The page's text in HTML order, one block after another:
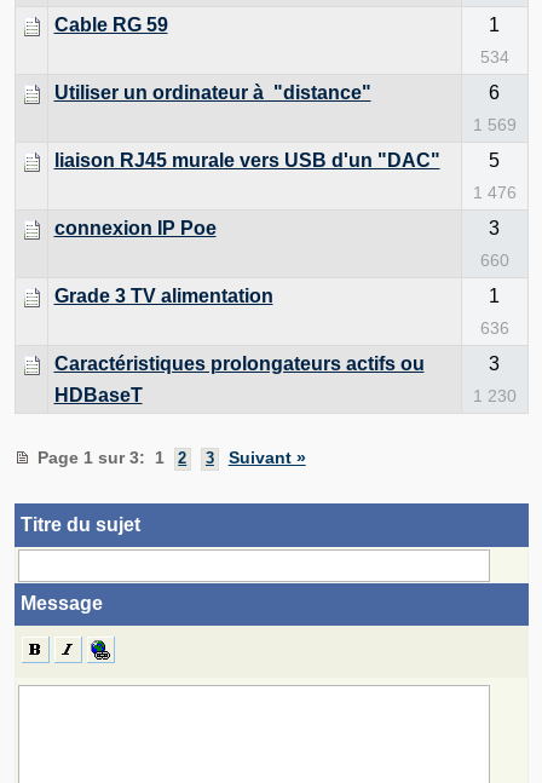
Cable RG 59 1
534
Utiliser un ordinateur à "distance" 6
1 569
liaison RJ45 murale vers USB d'un "DAC" 5
1 476
connexion IP Poe 3
660
Grade 3 TV alimentation 1
636
Caractéristiques prolongateurs actifs ou
HDBaseT
3
1 230
Page 1 sur 3: 1 2 3 Suivant »
Titre du sujet
Message